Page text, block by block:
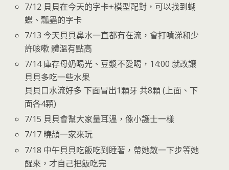
7/12 貝貝在今天的字卡+模型配對，可以找到蝴
蝶、瓢蟲的字卡
7/13 今天貝貝鼻水一直都有在流，會打噴涕和少
許咳嗽 體溫有點高
7/14 庫存母奶喝光、豆漿不愛喝，14:00 就改讓
貝貝多吃一些水果
貝貝口水流好多 下面冒出1顆牙 共8顆 (上面、下
面各4顆)
7/15 貝貝會幫大家量耳溫，像小護士一樣
7/17 曉頡一家來玩
7/18 中午貝貝吃飯吃到睡著，帶她散一下步等她
醒來，才自己把飯吃完